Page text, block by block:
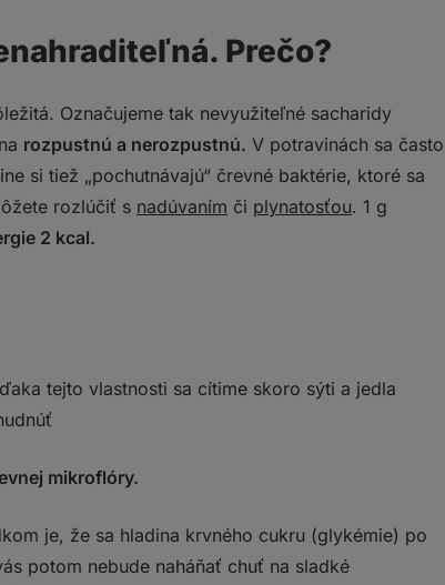
Prečo?
Označujeme tak nevyužiteľné sacharidy
rozpustnú a nerozpustnú. V potravinách sa často
si tiež „pochutnávajú“ črevné baktérie, ktoré sa
rozlúčiť s nadúvaním či plynatosťou. 1 g
2 kcal.
tejto vlastnosti sa cítime skoro sýti a jedla
mikroflóry.
je, že sa hladina krvného cukru (glykémie) po
potom nebude naháňať chuť na sladké